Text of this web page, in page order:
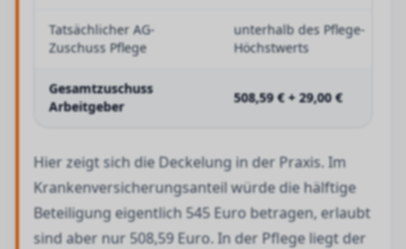
Tatsächlicher AG-
Zuschuss Pflege
unterhalb des Pflege-
Höchstwerts
Gesamtzuschuss
Arbeitgeber
508,59 € + 29,00 €
Hier zeigt sich die Deckelung in der Praxis. Im
Krankenversicherungsanteil würde die hälftige
Beteiligung eigentlich 545 Euro betragen, erlaubt
sind aber nur 508,59 Euro. In der Pflege liegt der